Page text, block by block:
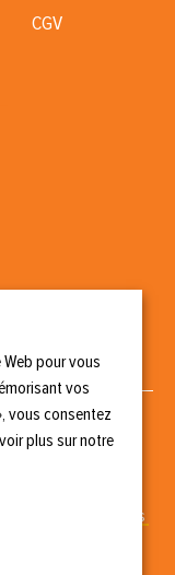
CGV
Gérer les cookies
pour vous
vos
vous consentez
plus sur notre